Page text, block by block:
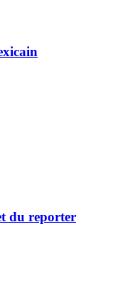
du reporter